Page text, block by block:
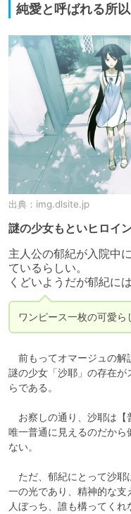
純愛と呼ばれる所以
出典： img.dlsite.jp
謎の少女もといヒロイン
主人公の郁紀が入院中
ているらしい。
くどいようだが郁紀に
ワンピース一枚の可愛ら
前もってオマージュの解
謎の少女「沙耶」の存在
らである。
お察しの通り、沙耶は【
唯一普通に見えるのだか
ない。
ただ、郁紀にとって沙耶
一の光であり、精神的な
人ぼっち、誰も構ってく